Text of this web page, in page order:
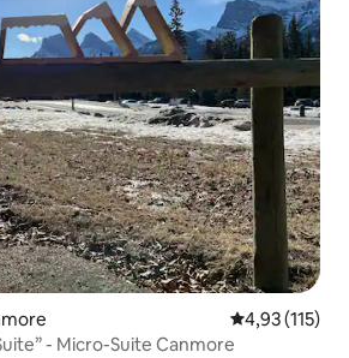
4,93 de uma
4,93 (115)
- Micro-Suite Canmore